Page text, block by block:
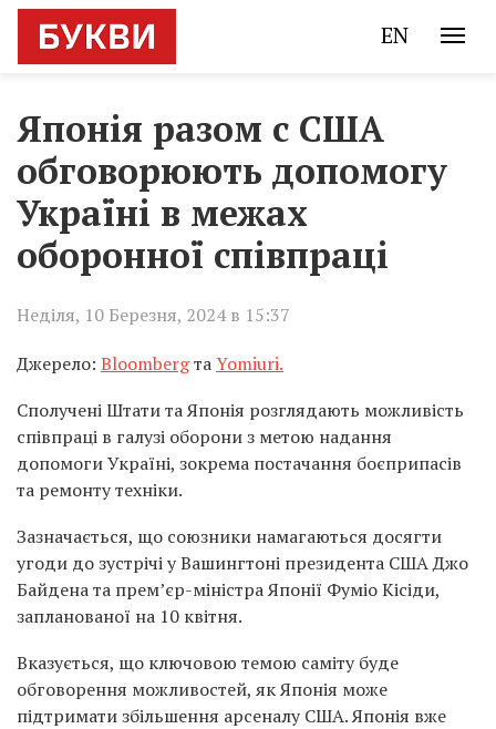
EN
Японія разом с США
обговорюють допомогу
Україні в межах
оборонної співпраці
Неділя, 10 Березня, 2024 в 15:37
Джерело: BloombergтаYomiuri.
Сполучені Штати та Японія розглядають можливість
співпраці в галузі оборони з метою надання
допомоги Україні, зокрема постачання боєприпасів
та ремонту техніки.
Зазначається, що союзники намагаються досягти
угоди до зустрічі у Вашингтоні президента США Джо
Байдена та прем’єр-міністра Японії Фуміо Кісіди,
запланованої на 10 квітня.
Вказується, що ключовою темою саміту буде
обговорення можливостей, як Японія може
підтримати збільшення арсеналу США. Японія вже